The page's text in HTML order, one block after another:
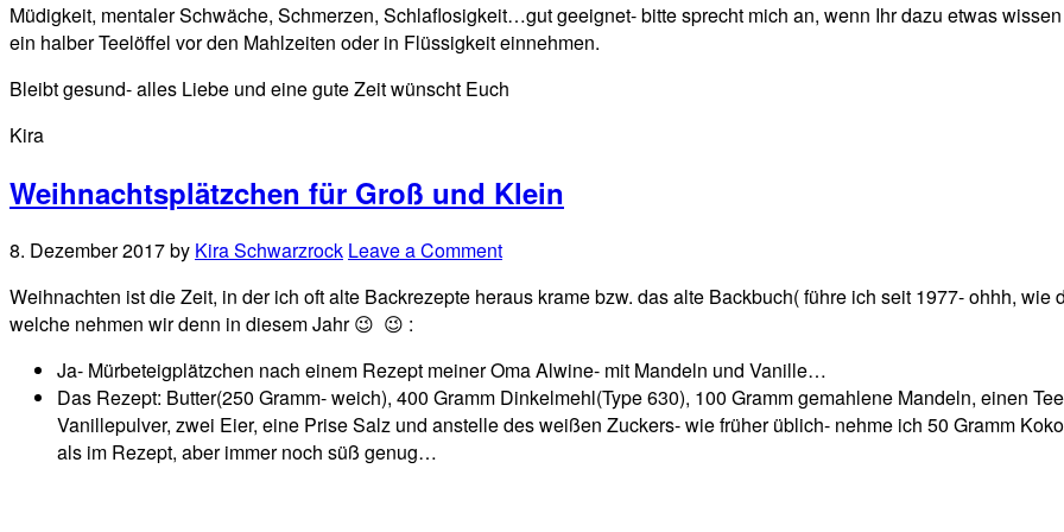
Müdigkeit, mentaler Schwäche, Schmerzen, Schlaflosigkeit…gut geeignet- bitte sprecht mich an, wenn Ihr dazu etwas
ein halber Teelöffel vor den Mahlzeiten oder in Flüssigkeit einnehmen.
Bleibt gesund- alles Liebe und eine gute Zeit wünscht Euch
Kira
Weihnachtsplätzchen für Groß und Klein
8. Dezember 2017by Kira Schwarzrock Leave a Comment
Weihnachten ist die Zeit, in der ich oft alte Backrezepte heraus krame bzw. das alte Backbuch( führe ich seit 1977- ohhh,
welche nehmen wir denn in diesem Jahr 😉 😉 :
Ja- Mürbeteigplätzchen nach einem Rezept meiner Oma Alwine- mit Mandeln und Vanille…
Das Rezept: Butter(250 Gramm- weich), 400 Gramm Dinkelmehl(Type 630), 100 Gramm gemahlene Mandeln, einen
Vanillepulver, zwei Eier, eine Prise Salz und anstelle des weißen Zuckers- wie früher üblich- nehme ich 50 Gramm
als im Rezept, aber immer noch süß genug…